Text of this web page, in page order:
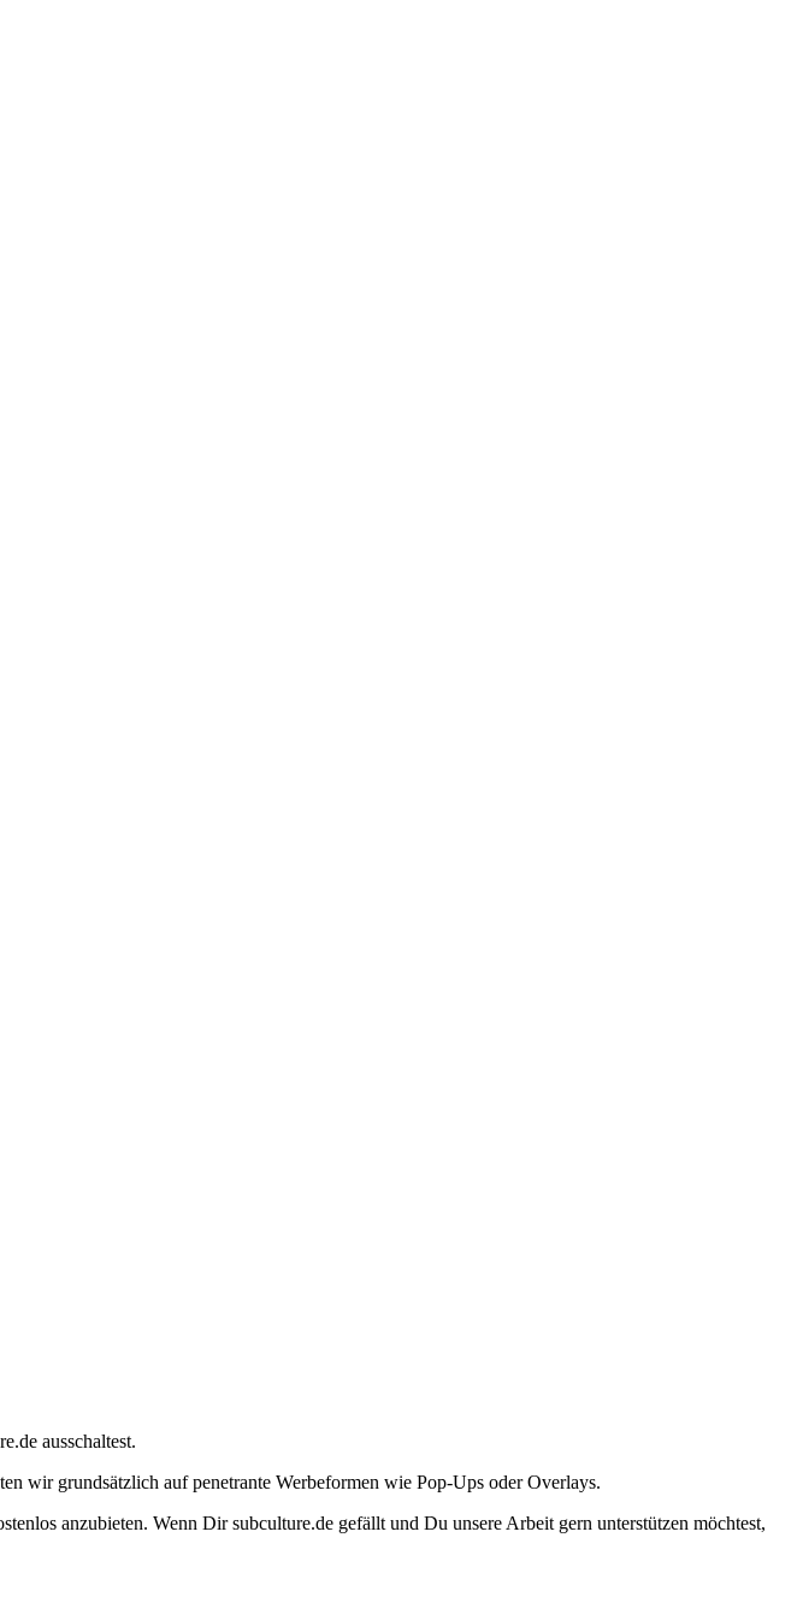
ausschaltest.
wir grundsätzlich auf penetrante Werbeformen wie Pop-Ups oder Overlays.
anzubieten. Wenn Dir subculture.de gefällt und Du unsere Arbeit gern unterstützen möchtest,